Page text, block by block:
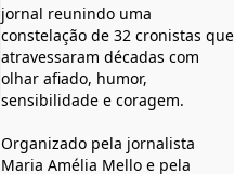
jornal reunindo uma
constelação de 32 cronistas que
atravessaram décadas com
olhar afiado, humor,
sensibilidade e coragem.
Organizado pela jornalista
Maria Amélia Mello e pela